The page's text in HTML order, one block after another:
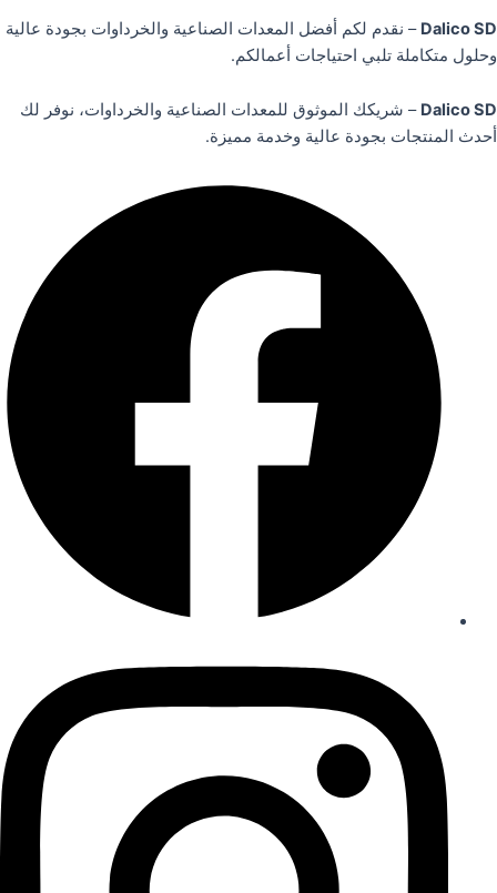
Dalico SD – نقدم لكم أفضل المعدات الصناعية والخرداوات بجودة عالية
وحلول متكاملة تلبي احتياجات أعمالكم.
Dalico SD – شريكك الموثوق للمعدات الصناعية والخرداوات، نوفر لك
أحدث المنتجات بجودة عالية وخدمة مميزة.